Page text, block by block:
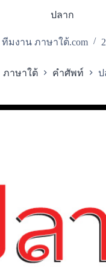
ปลาก
ทีมงาน ภาษาใต้.com
ภาษาใต้ คำศัพท์ ป